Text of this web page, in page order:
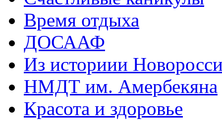
Время отдыха
ДОСААФ
Из историии
НМДТ им. Амербекяна
Красота и здоровье